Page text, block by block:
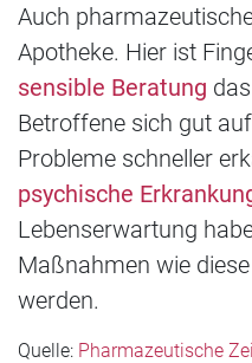
Auch
Apotheke. Hier ist
sensible Beratung
Betroffene sich gut
Probleme schneller
psychische
Lebenserwartung
Maßnahmen wie
werden.
Quelle: Pharmazeutische